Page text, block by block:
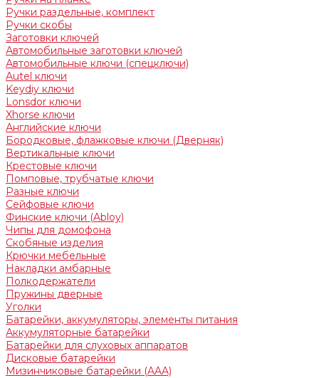
Ручки раздельные, комплект
Ручки скобы
Заготовки ключей
Автомобильные заготовки ключей
Автомобильные ключи (спецключи)
Autel ключи
Keydiy ключи
Lonsdor ключи
Xhorse ключи
Английские ключи
Бородковые, флажковые ключи (Дверняк)
Вертикальные ключи
Крестовые ключи
Помповые, трубчатые ключи
Разные ключи
Сейфовые ключи
Финские ключи (Abloy)
Чипы для домофона
Скобяные изделия
Крючки мебельные
Накладки амбарные
Полкодержатели
Пружины дверные
Уголки
Батарейки, аккумуляторы, элементы питания
Аккумуляторные батарейки
Батарейки для слуховых аппаратов
Дисковые батарейки
Мизинчиковые батарейки (AAA)